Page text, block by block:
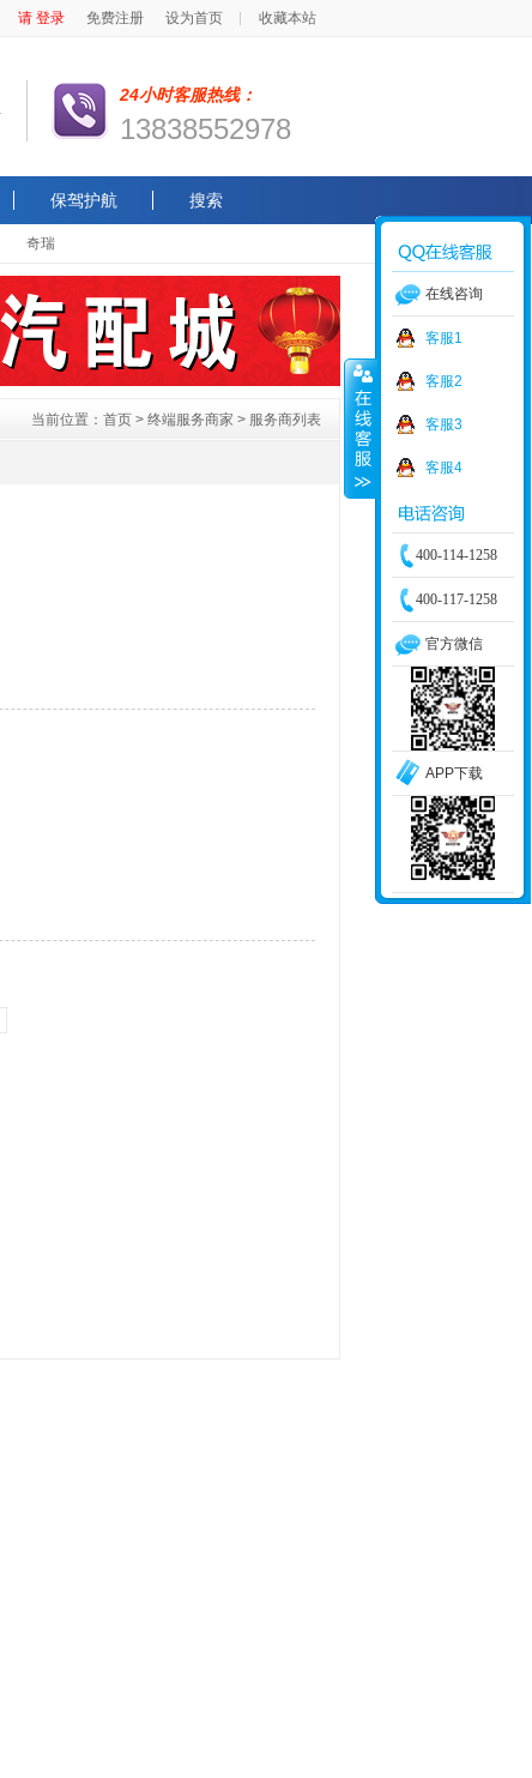
请 登录 免费注册 设为首页 收藏本站
24小时客服热线：
13838552978
保驾护航 搜索
奇瑞
当前位置： 首页 > 终端服务商家 > 服务商列表
在线咨询
客服1
客服2
客服3
客服4
400-114-1258
400-117-1258
官方微信
APP下载